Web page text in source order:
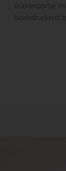
Rückenpartie
beeindruckend